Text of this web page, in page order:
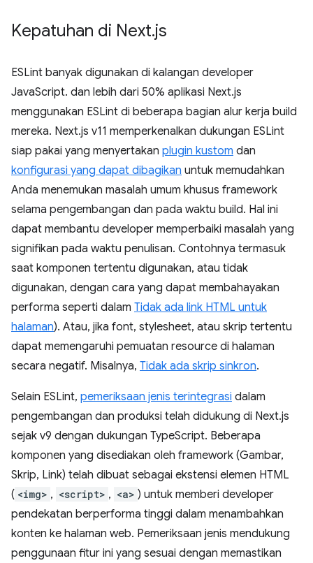
Kepatuhan di Next.js
ESLint banyak digunakan di kalangan developer
JavaScript. dan lebih dari 50% aplikasi Next.js
menggunakan ESLint di beberapa bagian alur kerja build
mereka. Next.js v11 memperkenalkan dukungan ESLint
siap pakai yang menyertakan plugin kustom dan
konfigurasi yang dapat dibagikan untuk memudahkan
Anda menemukan masalah umum khusus framework
selama pengembangan dan pada waktu build. Hal ini
dapat membantu developer memperbaiki masalah yang
signifikan pada waktu penulisan. Contohnya termasuk
saat komponen tertentu digunakan, atau tidak
digunakan, dengan cara yang dapat membahayakan
performa seperti dalam Tidak ada link HTML untuk
halaman). Atau, jika font, stylesheet, atau skrip tertentu
dapat memengaruhi pemuatan resource di halaman
secara negatif. Misalnya, Tidak ada skrip sinkron.
Selain ESLint, pemeriksaan jenis terintegrasi dalam
pengembangan dan produksi telah didukung di Next.js
sejak v9 dengan dukungan TypeScript. Beberapa
komponen yang disediakan oleh framework (Gambar,
Skrip, Link) telah dibuat sebagai ekstensi elemen HTML
( <img> , <script> , <a> ) untuk memberi developer
pendekatan berperforma tinggi dalam menambahkan
konten ke halaman web. Pemeriksaan jenis mendukung
penggunaan fitur ini yang sesuai dengan memastikan